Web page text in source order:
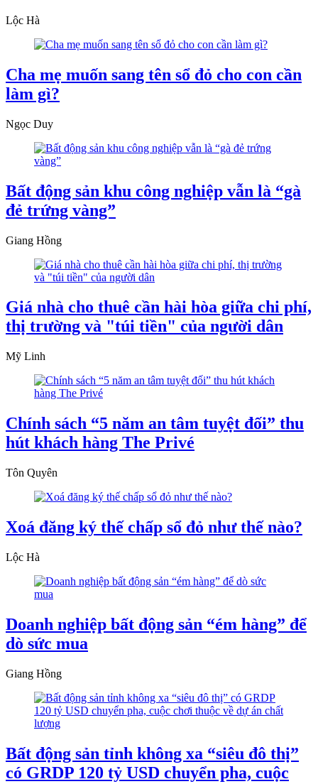
Lộc Hà
Cha mẹ muốn sang tên sổ đỏ cho con cần
làm gì?
Ngọc Duy
Bất động sản khu công nghiệp vẫn là “gà
đẻ trứng vàng”
Giang Hồng
Giá nhà cho thuê cần hài hòa giữa chi phí,
thị trường và "túi tiền" của người dân
Mỹ Linh
Chính sách “5 năm an tâm tuyệt đối” thu
hút khách hàng The Privé
Tôn Quyên
Xoá đăng ký thế chấp sổ đỏ như thế nào?
Lộc Hà
Doanh nghiệp bất động sản “ém hàng” để
dò sức mua
Giang Hồng
Bất động sản tỉnh không xa “siêu đô thị”
có GRDP 120 tỷ USD chuyển pha, cuộc